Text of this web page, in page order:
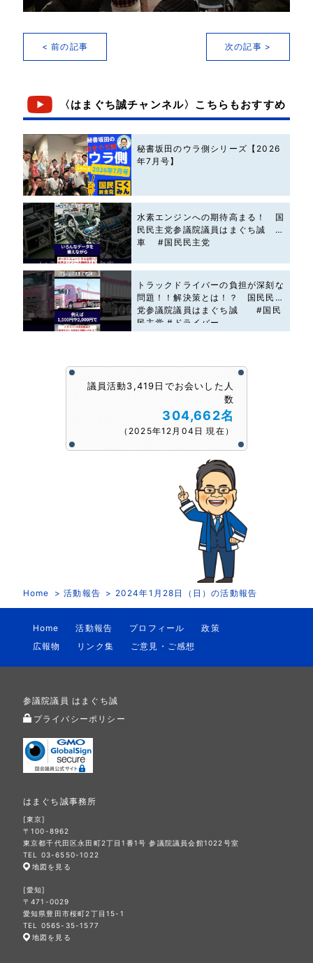
< 前の記事 次の記事 >
〈はまぐち誠チャンネル〉こちらもおすすめ
秘書坂田のウラ側シリーズ【2026
年7月号】
水素エンジンへの期待高まる！ 国
民民主党参議院議員はまぐち誠 #
車 #国民民主党
トラックドライバーの負担が深刻な
問題！！解決策とは！？ 国民民主
党参議院議員はまぐち誠 #国民
民主党 #ドライバー
議員活動3,419日でお会いした人
数
304,662名
（2025年12月04日 現在）
Home 活動報告 2024年1月28日（日）の活動報告
Home 活動報告 プロフィール
政策
広報物
リンク集 ご意見・ご感想
参議院議員 はまぐち誠
プライバシーポリシー
はまぐち誠事務所
[東京]
〒100-8962
東京都千代田区永田町2丁目1番1号 参議院議員会館1022号室
TEL 03-6550-1022
地図を見る
[愛知]
〒471-0029
愛知県豊田市桜町2丁目15-1
TEL 0565-35-1577
地図を見る